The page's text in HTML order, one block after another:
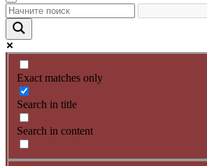
Exact matches only
Search in title
Search in content